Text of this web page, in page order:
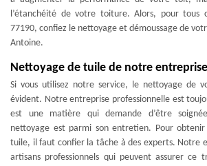
l’étanchéité de votre toiture. Alors, pour tous
77190, confiez le nettoyage et démoussage de
Antoine.
Nettoyage de tuile de notre entreprise
Si vous utilisez notre service, le nettoyage de
évident. Notre entreprise professionnelle est
est une matière qui demande d’être
nettoyage est parmi son entretien. Pour
tuile, il faut confier la tâche à des experts. Notre
artisans professionnels qui peuvent assurer ce